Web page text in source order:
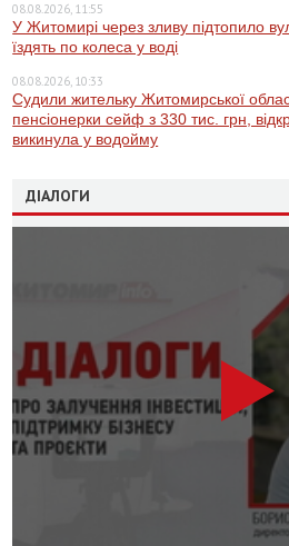
08.08.2026, 11:55
У Житомирі через зливу підтопило
їздять по колеса у воді
08.08.2026, 10:33
Судили жительку Житомирської
пенсіонерки сейф з 330 тис. грн,
викинула у водойму
ДІАЛОГИ